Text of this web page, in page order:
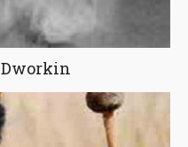
Dworkin